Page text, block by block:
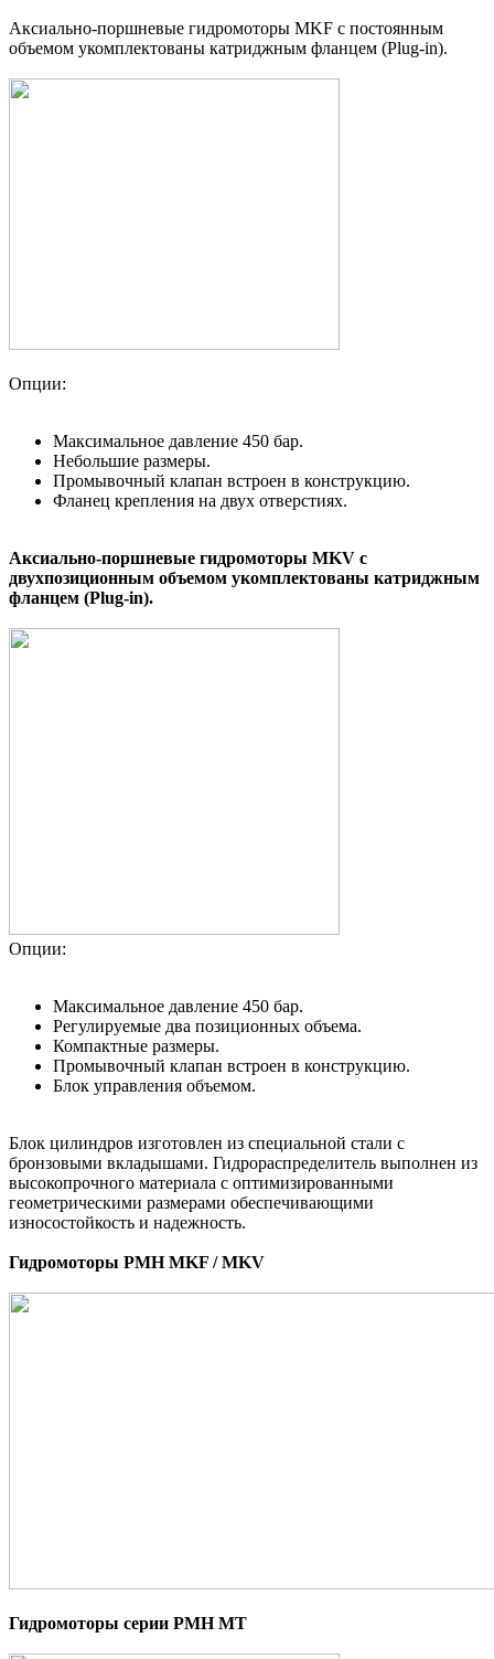
Аксиально-поршневые гидромоторы MKF с постоянным
объемом укомплектованы катриджным фланцем (Plug-in).
Опции:
Максимальное давление 450 бар.
Небольшие размеры.
Промывочный клапан встроен в конструкцию.
Фланец крепления на двух отверстиях.
Аксиально-поршневые гидромоторы MKV с
двухпозиционным объемом укомплектованы катриджным
фланцем (Plug-in).
Опции:
Максимальное давление 450 бар.
Регулируемые два позиционных объема.
Компактные размеры.
Промывочный клапан встроен в конструкцию.
Блок управления объемом.
Блок цилиндров изготовлен из специальной стали с
бронзовыми вкладышами. Гидрораспределитель выполнен из
высокопрочного материала с оптимизированными
геометрическими размерами обеспечивающими
износостойкость и надежность.
Гидромоторы PMH MKF / MKV
Гидромоторы серии PMH MT